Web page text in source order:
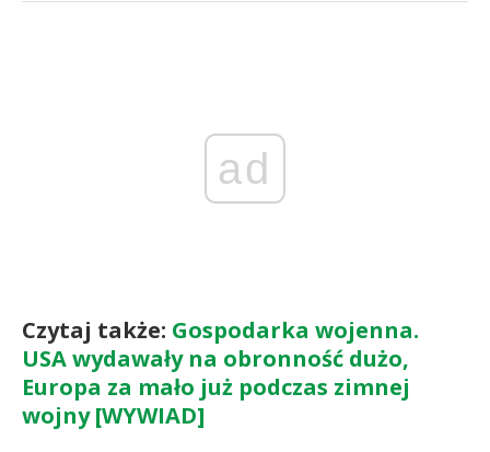
ad
Czytaj także: Gospodarka wojenna.
USA wydawały na obronność dużo,
Europa za mało już podczas zimnej
wojny [WYWIAD]